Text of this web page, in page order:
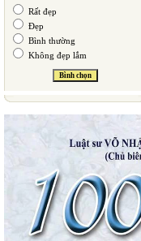
Rất đẹp
Đẹp
Bình thường
Không đẹp lắm